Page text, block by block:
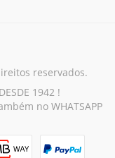
reservados.
1942 !
no WHATSAPP